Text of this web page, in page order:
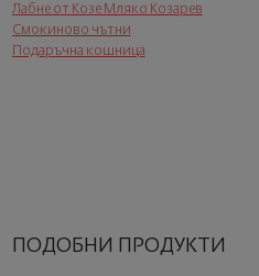
Лабне от Козе Мляко Козарев
Смокиново чътни
Подаръчна кошница
ПОДОБНИ ПРОДУКТИ